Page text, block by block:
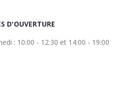
D'OUVERTURE
: 10:00 - 12:30 et 14:00 - 19:00